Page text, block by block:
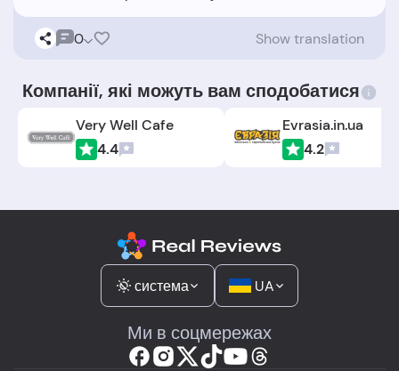
0 Show translation
Компанії, які можуть вам сподобатися
Very Well Cafe
4.4
Evrasia.in.ua
4.2
система UA
Ми в соцмережах